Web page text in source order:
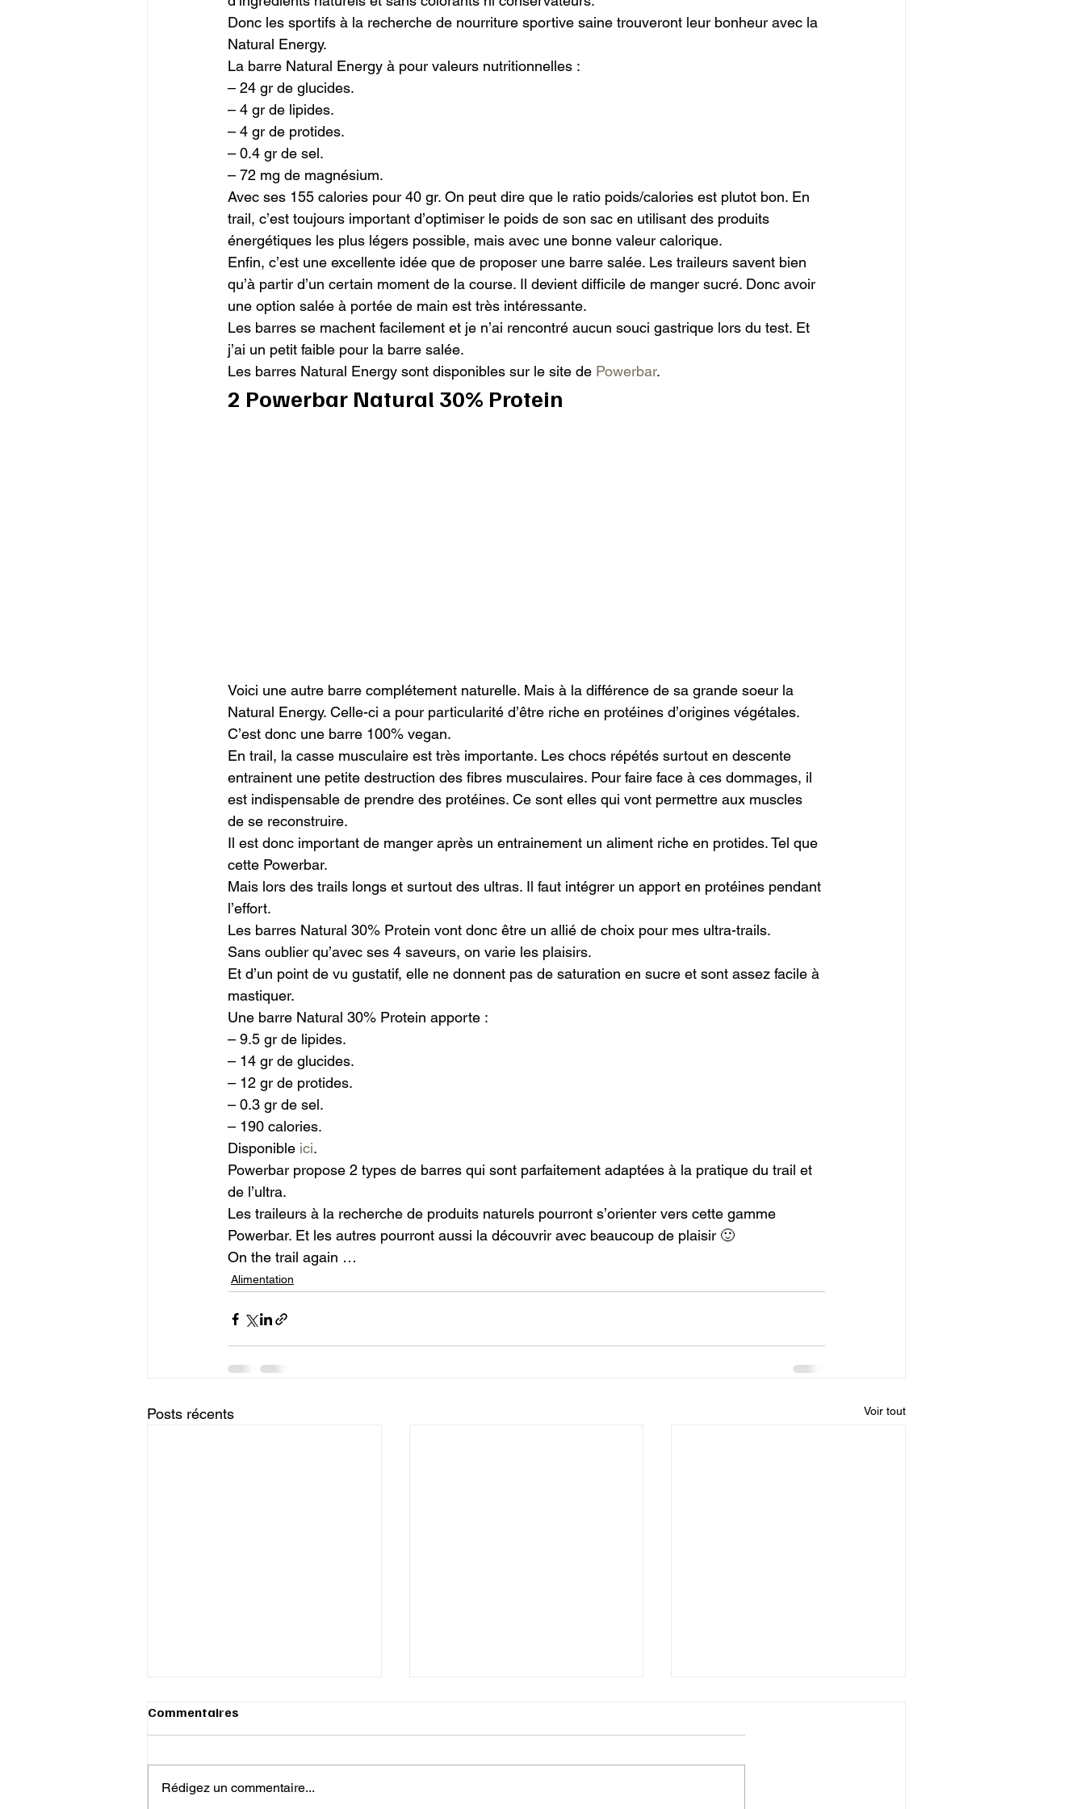
Donc les sportifs à la recherche de nourriture sportive saine trouveront leur bonheur avec la
Natural Energy.
La barre Natural Energy à pour valeurs nutritionnelles :
– 24 gr de glucides.
– 4 gr de lipides.
– 4 gr de protides.
– 0.4 gr de sel.
– 72 mg de magnésium.
Avec ses 155 calories pour 40 gr. On peut dire que le ratio poids/calories est plutot bon. En
trail, c’est toujours important d’optimiser le poids de son sac en utilisant des produits
énergétiques les plus légers possible, mais avec une bonne valeur calorique.
Enfin, c’est une excellente idée que de proposer une barre salée. Les traileurs savent bien
qu’à partir d’un certain moment de la course. Il devient difficile de manger sucré. Donc avoir
une option salée à portée de main est très intéressante.
Les barres se machent facilement et je n’ai rencontré aucun souci gastrique lors du test. Et
j’ai un petit faible pour la barre salée.
Les barres Natural Energy sont disponibles sur le site de Powerbar.
2 Powerbar Natural 30% Protein
Voici une autre barre complétement naturelle. Mais à la différence de sa grande soeur la
Natural Energy. Celle-ci a pour particularité d’être riche en protéines d’origines végétales.
C’est donc une barre 100% vegan.
En trail, la casse musculaire est très importante. Les chocs répétés surtout en descente
entrainent une petite destruction des fibres musculaires. Pour faire face à ces dommages, il
est indispensable de prendre des protéines. Ce sont elles qui vont permettre aux muscles
de se reconstruire.
Il est donc important de manger après un entrainement un aliment riche en protides. Tel que
cette Powerbar.
Mais lors des trails longs et surtout des ultras. Il faut intégrer un apport en protéines pendant
l’effort.
Les barres Natural 30% Protein vont donc être un allié de choix pour mes ultra-trails.
Sans oublier qu’avec ses 4 saveurs, on varie les plaisirs.
Et d’un point de vu gustatif, elle ne donnent pas de saturation en sucre et sont assez facile à
mastiquer.
Une barre Natural 30% Protein apporte :
– 9.5 gr de lipides.
– 14 gr de glucides.
– 12 gr de protides.
– 0.3 gr de sel.
– 190 calories.
Disponible ici.
Powerbar propose 2 types de barres qui sont parfaitement adaptées à la pratique du trail et
de l’ultra.
Les traileurs à la recherche de produits naturels pourront s’orienter vers cette gamme
Powerbar. Et les autres pourront aussi la découvrir avec beaucoup de plaisir 🙂
On the trail again …
Alimentation
Posts récents Voir tout
Commentaires
Rédigez un commentaire...